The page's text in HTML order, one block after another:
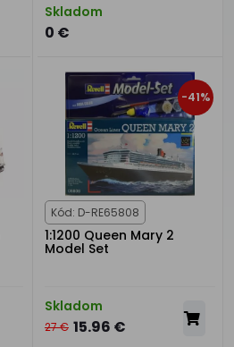
Skladom
0 €
-41%
Kód: D-RE65808
1:1200 Queen Mary 2
Model Set
Skladom
27 € 15.96 €